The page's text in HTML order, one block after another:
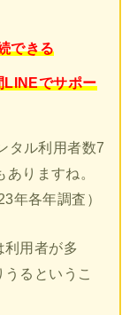
できる
LINEでサポー
タル利用者数7
りますね。
年各年調査）
利用者が多
るというこ